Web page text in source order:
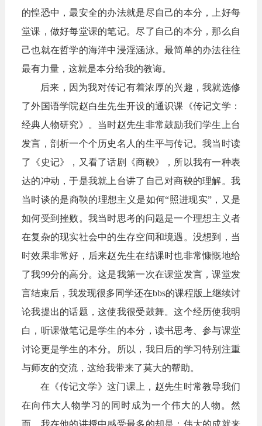
的惶恐中，最安全的办法就是尽自己的本分，上好每
堂课，做好每堂课的笔记。尽了自己的本分，那么自
己也就在哲学的海洋中浸淫涵泳。最简单的办法往往
最有力量，这就是本分给我的教诲。
后来，因为我对传记有着浓厚的兴趣，我就选修
了外国语学院赵白生先生开设的通识课《传记文学：
经典人物研究》。当时赵先生非常鼓励我们学生上台
发言，剖析一个个历史名人的生平与传记。我当时读
了《史记》，又看了话剧《商鞅》，所以我有一种表
达的冲动，于是我就上台讲了自己对商鞅的理解。我
当时谈的是商鞅的理想主义是如何“照进现实”，又是
如何受到挫败。我当时思考的问题是一个理想主义者
在复杂的现实社会中的生存空间和境遇。没想到，当
时效果非常好，后来赵先生在结课时也非常慷慨地给
了我99分的高分。这是我第一次在课堂发言，课堂发
言结束后，我发现很多同学还在bbs的课程版上继续讨
论我提出的话题，这使我很受鼓舞。这个经历使我明
白，听课做笔记是学生的本分，读书思考、参与课堂
讨论更是学生的本分。所以，我日后的学习特别注重
与师友的交流，这给我带来了莫大的帮助。
在《传记文学》这门课上，赵先生时常教导我们
在向伟大人物学习的同时成为一个伟大的人物。然